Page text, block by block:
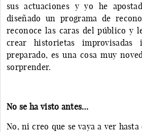
sus actuaciones y yo he
diseñado un programa de
reconoce las caras del público y
crear historietas
preparado, es una cosa muy
sorprender.
No se ha visto antes…
No, ni creo que se vaya a ver